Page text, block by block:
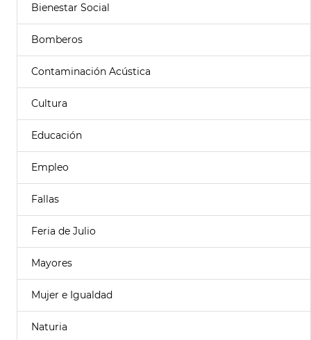
Bienestar Social
Bomberos
Contaminación Acústica
Cultura
Educación
Empleo
Fallas
Feria de Julio
Mayores
Mujer e Igualdad
Naturia